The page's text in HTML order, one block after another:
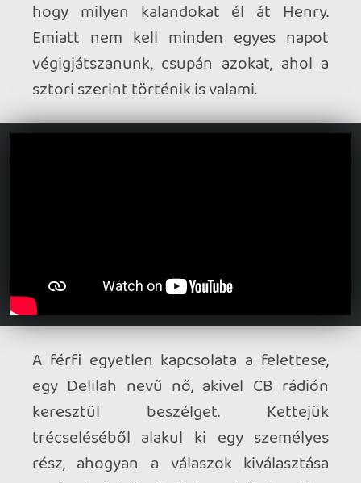
rész, ahogyan a válaszok kiválasztása
során befolyásolhatjuk a két karakter
kapcsolatát - bár a fő történetet ez nem
módosítja. Mivel a játék 1989-ben
játszódik, ezért a terep felfedezésénél ne
alapú térkép meg iránytű, aztán kész (az
beütésű grafikája van, ami az idő és
évszak változásával a
színkompozíciójában is módosul. A
végigjátszás után pedig akár szabadon is
bejárhatjuk a vidéket, így a virtuális
túrázók még felfedezhetnek
apróságokat.
Pro:
stílusos grafika;